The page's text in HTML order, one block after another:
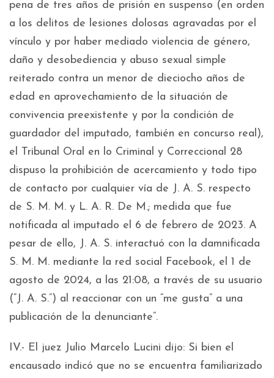
pena de tres años de prisión en suspenso (en orden
a los delitos de lesiones dolosas agravadas por el
vínculo y por haber mediado violencia de género,
daño y desobediencia y abuso sexual simple
reiterado contra un menor de dieciocho años de
edad en aprovechamiento de la situación de
convivencia preexistente y por la condición de
guardador del imputado, también en concurso real),
el Tribunal Oral en lo Criminal y Correccional 28
dispuso la prohibición de acercamiento y todo tipo
de contacto por cualquier vía de J. A. S. respecto
de S. M. M. y L. A. R. De M.; medida que fue
notificada al imputado el 6 de febrero de 2023. A
pesar de ello, J. A. S. interactuó con la damnificada
S. M. M. mediante la red social Facebook, el 1 de
agosto de 2024, a las 21:08, a través de su usuario
(“J. A. S.”) al reaccionar con un “me gusta” a una
publicación de la denunciante”.
IV.- El juez Julio Marcelo Lucini dijo: Si bien el
encausado indicó que no se encuentra familiarizado